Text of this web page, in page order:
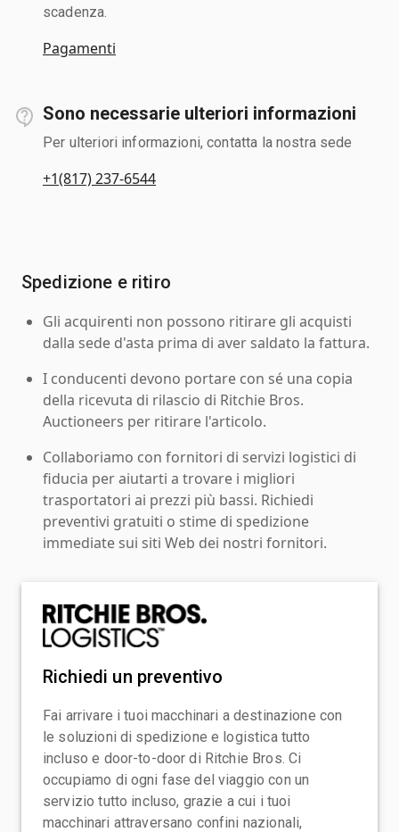
scadenza.
Pagamenti
Sono necessarie ulteriori informazioni
Per ulteriori informazioni, contatta la nostra sede
+1(817) 237-6544
Spedizione e ritiro
Gli acquirenti non possono ritirare gli acquisti
dalla sede d'asta prima di aver saldato la fattura.
I conducenti devono portare con sé una copia
della ricevuta di rilascio di Ritchie Bros.
Auctioneers per ritirare l'articolo.
Collaboriamo con fornitori di servizi logistici di
fiducia per aiutarti a trovare i migliori
trasportatori ai prezzi più bassi. Richiedi
preventivi gratuiti o stime di spedizione
immediate sui siti Web dei nostri fornitori.
Richiedi un preventivo
Fai arrivare i tuoi macchinari a destinazione con
le soluzioni di spedizione e logistica tutto
incluso e door-to-door di Ritchie Bros. Ci
occupiamo di ogni fase del viaggio con un
servizio tutto incluso, grazie a cui i tuoi
macchinari attraversano confini nazionali,